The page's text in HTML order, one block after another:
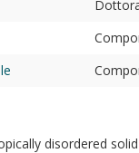
disordered